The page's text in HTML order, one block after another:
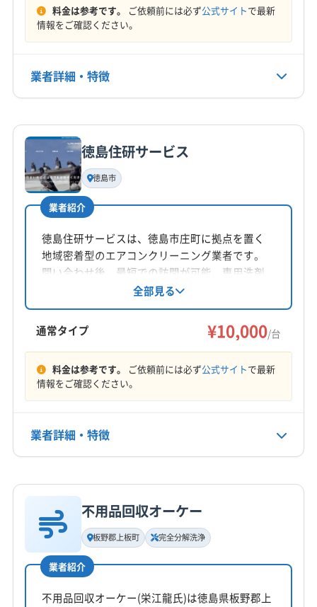
(香川県) 東かがわ市
営業時間
定休日
年中無休
電話番号
公式HP
公式サイトなし
料金は参考です。 ご依頼前には必ず公式サイトで最新
情報をご確認ください。
業者詳細・特徴
基本情報
代表者名
谷雅史
所在地
徳島県藍畑字西覚円754-7
対応地域
吉野川市 小松島市
鳴門市
勝浦郡勝浦町 勝浦郡上勝町
那賀郡那賀町
板野郡松茂町
板野郡板野町
名西郡神山町
名西郡石井町 名東郡佐那河内村
もっと見る
営業時間
定休日
年中無休
電話番号
090-5276-4454
公式HP
公式サイトを見る
徳島住研サービス
徳島市
業者紹介
徳島住研サービスは、徳島市庄町に拠点を置く
地域密着型のエアコンクリーニング業者です。
問い合わせ後、最短での訪問が可能。専用洗剤
を使用し、エアコンを隅々まで丁寧に洗浄しま
す。基本料金は一台10,000円からで、複数台割引
も利用できます。日曜・祝日が定休日です。
全部見る
通常タイプ ¥10,000/台
料金は参考です。 ご依頼前には必ず公式サイトで最新
情報をご確認ください。
業者詳細・特徴
基本情報
代表者名
木下
所在地
徳島県徳島市庄町5丁目81-229
不用品回収オーケー
板野郡上板町 完全分解洗浄
業者紹介
不用品回収オーケー(栄江龍氏)は徳島県板野郡上